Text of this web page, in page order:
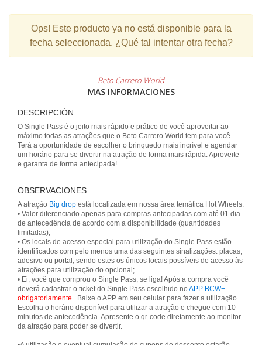
Ops! Este producto ya no está disponible para la
fecha seleccionada. ¿Qué tal intentar otra fecha?
Beto Carrero World
MAS INFORMACIONES
DESCRIPCIÓN
O Single Pass é o jeito mais rápido e prático de você aproveitar ao
máximo todas as atrações que o Beto Carrero World tem para você.
Terá a oportunidade de escolher o brinquedo mais incrível e agendar
um horário para se divertir na atração de forma mais rápida. Aproveite
e garanta de forma antecipada!
OBSERVACIONES
A atração Big drop está localizada em nossa área temática Hot Wheels.
• Valor diferenciado apenas para compras antecipadas com até 01 dia
de antecedência de acordo com a disponibilidade (quantidades
limitadas);
• Os locais de acesso especial para utilização do Single Pass estão
identificados com pelo menos uma das seguintes sinalizações: placas,
adesivo ou portal, sendo estes os únicos locais possíveis de acesso às
atrações para utilização do opcional;
• Ei, você que comprou o Single Pass, se liga! Após a compra você
deverá cadastrar o ticket do Single Pass escolhido no APP BCW+
obrigatoriamente . Baixe o APP em seu celular para fazer a utilização.
Escolha o horário disponível para utilizar a atração e chegue com 10
minutos de antecedência. Apresente o qr-code diretamente ao monitor
da atração para poder se divertir.